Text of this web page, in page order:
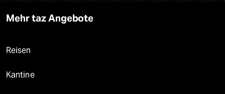
Mehr taz Angebote
Reisen
Kantine